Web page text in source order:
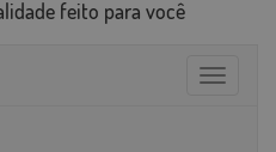
feito para você
Toggle